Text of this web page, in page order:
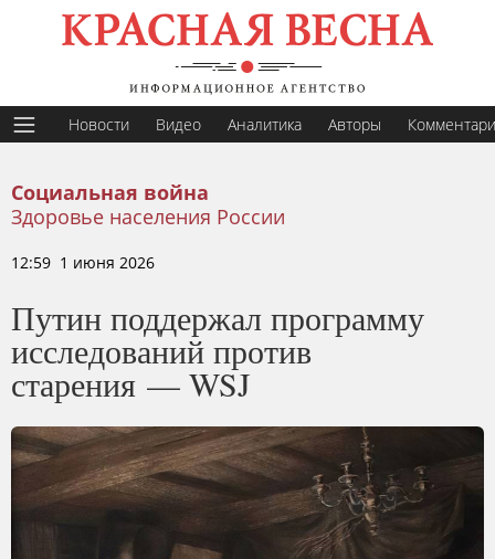
Новости Видео Аналитика Авторы
Социальная война
Здоровье населения России
12:59 1 июня 2026
Путин поддержал программу
исследований против
старения — WSJ